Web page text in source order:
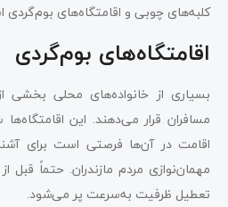
کلبه‌های چوبی و اقامتگاه‌های
اقامتگاه‌های بوم‌گردی
بسیاری از خانواده‌های محلی بخشی
مسافران قرار می‌دهند. این
اقامت در آن‌ها فرصتی است برای
مهمان‌نوازی مردم مازندران. حتماً قبل
تعطیل ظرفیت به‌سرعت پر می‌شود.